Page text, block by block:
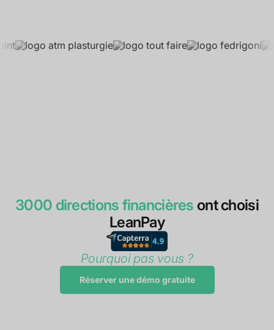
3000 directions financières ont choisi
LeanPay
Pourquoi pas vous ?
Réserver une démo gratuite